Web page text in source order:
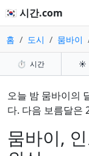
🇰🇷 시간.com
홈 도시 뭄바이
⏱️ 시간 ☀️
뭄바이,
오늘 밤 뭄바이의
다. 다음 보름달은